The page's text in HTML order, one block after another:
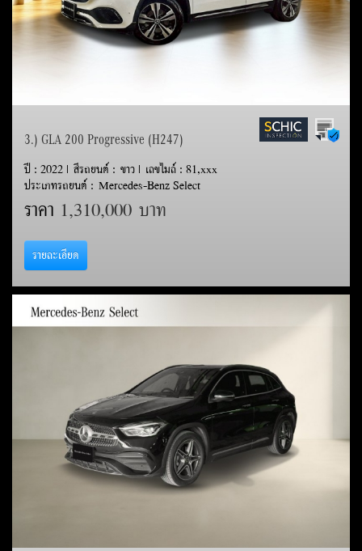
3.) GLA 200 Progressive (H247)
ปี : 2022 | สีรถยนต์ : ขาว | เลขไมล์ : 81,xxx
ประเภทรถยนต์ : Mercedes-Benz Select
ราคา 1,310,000 บาท
รายละเอียด